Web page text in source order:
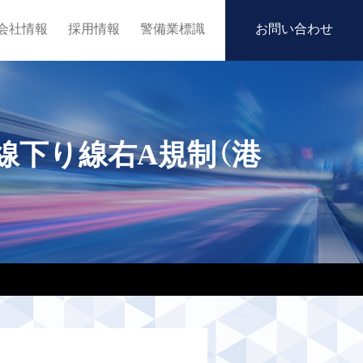
社情報 採用情報 警備業標識 お問い合わせ
下り線右A規制（港